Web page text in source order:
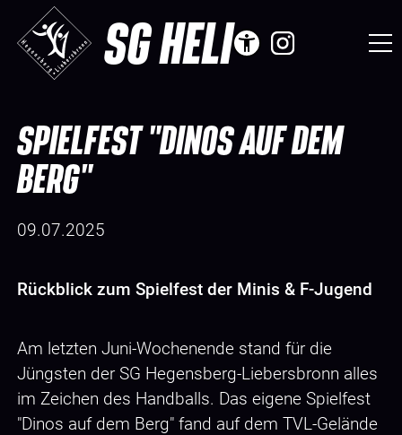
SG HELI
SPIELFEST "DINOS AUF DEM
BERG"
09.07.2025
Rückblick zum Spielfest der Minis & F-Jugend
Am letzten Juni-Wochenende stand für die
Jüngsten der SG Hegensberg-Liebersbronn alles
im Zeichen des Handballs. Das eigene Spielfest
"Dinos auf dem Berg" fand auf dem TVL-Gelände